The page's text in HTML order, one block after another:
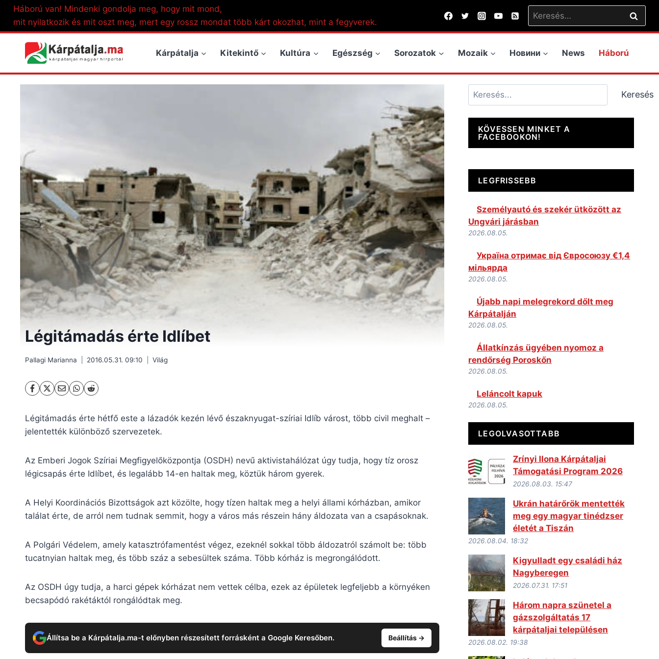
Skip
content
Háború van! Mindenki gondolja meg, hogy mit mond,
mit nyilatkozik és mit oszt meg, mert egy rossz mondat több kárt okozhat, mint a fegyverek.
Keresés:
Kárpátalja Kitekintő Kultúra Egészség Sorozatok Mozaik Новини News Háború
Légitámadás érte Idlíbet
Pallagi Marianna 2016.05.31. 09:10 Világ
Légitámadás érte hétfő este a lázadók kezén lévő északnyugat-szíriai Idlíb várost, több civil meghalt –
jelentették különböző szervezetek.
Az Emberi Jogok Szíriai Megfigyelőközpontja (OSDH) nevű aktivistahálózat úgy tudja, hogy tíz orosz
légicsapás érte Idlíbet, és legalább 14-en haltak meg, köztük három gyerek.
A Helyi Koordinációs Bizottságok azt közölte, hogy tízen haltak meg a helyi állami kórházban, amikor
találat érte, de arról nem tudnak semmit, hogy a város más részein hány áldozata van a csapásoknak.
A Polgári Védelem, amely katasztrófamentést végez, ezeknél sokkal több áldozatról számolt be: több
tucatnyian haltak meg, és több száz a sebesültek száma. Több kórház is megrongálódott.
Az OSDH úgy tudja, a harci gépek kórházat nem vettek célba, ezek az épületek legfeljebb a környéken
becsapódó rakétáktól rongálódtak meg.
Állítsa be a Kárpátalja.ma-t előnyben részesített forrásként a Google Keresőben. Beállítás →
Keresés Keresés
KÖVESSEN MINKET A
FACEBOOKON!
LEGFRISSEBB
Személyautó és szekér ütközött az
Ungvári járásban
2026.08.05.
Україна отримає від Євросоюзу €1,4
мільярда
2026.08.05.
Újabb napi melegrekord dőlt meg
Kárpátalján
2026.08.05.
Állatkínzás ügyében nyomoz a
rendőrség Poroskőn
2026.08.05.
Leláncolt kapuk
2026.08.05.
LEGOLVASOTTABB
Zrínyi Ilona Kárpátaljai
Támogatási Program 2026
2026.08.03. 15:47
Ukrán határőrök mentették
meg egy magyar tinédzser
életét a Tiszán
2026.08.04. 18:32
Kigyulladt egy családi ház
Nagyberegen
2026.07.31. 17:51
Három napra szünetel a
gázszolgáltatás 17
kárpátaljai településen
2026.08.02. 19:38